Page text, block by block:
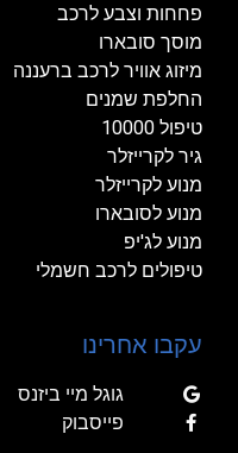
פחחות וצבע לרכב
מוסך סובארו
מיזוג אוויר לרכב ברעננה
החלפת שמנים
טיפול 10000
גיר לקרייזלר
מנוע לקרייזלר
מנוע לסובארו
מנוע לג'יפ
טיפולים לרכב חשמלי
עקבו אחרינו
גוגל מיי ביזנס
פייסבוק